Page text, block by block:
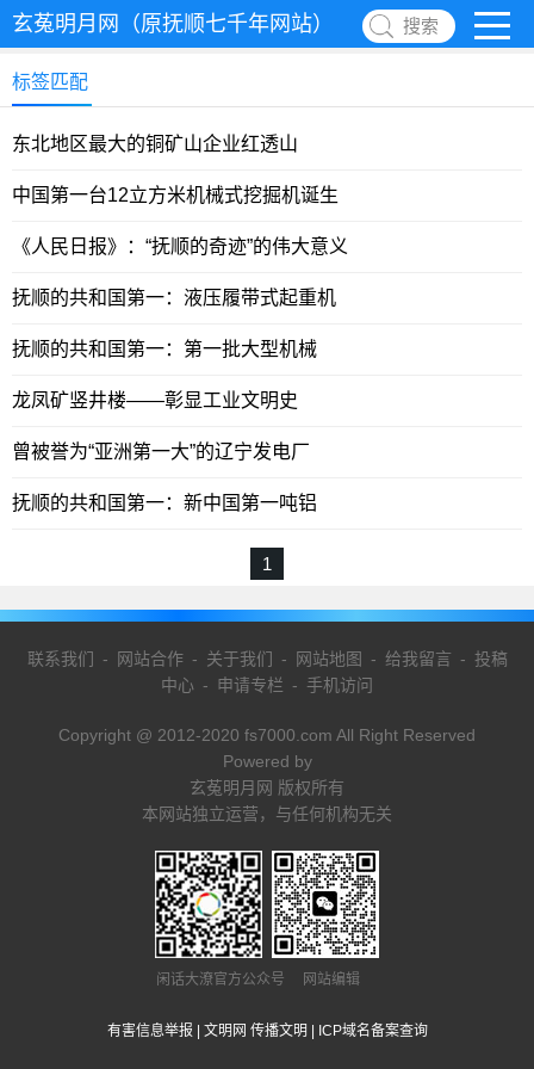
玄菟明月网（原抚顺七千年网站） 搜索
标签匹配
东北地区最大的铜矿山企业红透山
中国第一台12立方米机械式挖掘机诞生
《人民日报》：“抚顺的奇迹”的伟大意义
抚顺的共和国第一：液压履带式起重机
抚顺的共和国第一：第一批大型机械
龙凤矿竖井楼——彰显工业文明史
曾被誉为“亚洲第一大”的辽宁发电厂
抚顺的共和国第一：新中国第一吨铝
1
联系我们 - 网站合作- 关于我们 - 网站地图 - 给我留言 - 投稿
中心 - 申请专栏 - 手机访问
Copyright @ 2012-2020 fs7000.com All Right Reserved
Powered by
玄菟明月网 版权所有
本网站独立运营，与任何机构无关
闲话大潦官方公众号 网站编辑
有害信息举报 文明网 传播文明 ICP域名备案查询